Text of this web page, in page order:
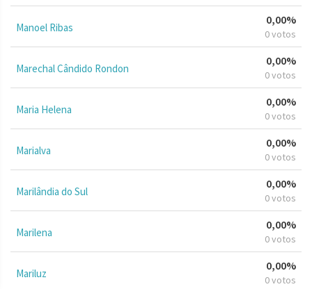
Manoel Ribas
0,00%
0 votos
Marechal Cândido Rondon
0,00%
0 votos
Maria Helena
0,00%
0 votos
Marialva
0,00%
0 votos
Marilândia do Sul
0,00%
0 votos
Marilena
0,00%
0 votos
Mariluz
0,00%
0 votos